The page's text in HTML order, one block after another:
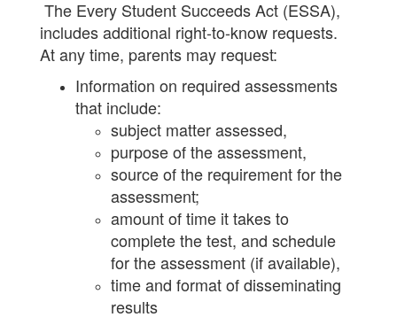
The Every Student Succeeds Act (ESSA),
includes additional right-to-know requests.
At any time, parents may request:
Information on required assessments
that include:
subject matter assessed,
purpose of the assessment,
source of the requirement for the
assessment;
amount of time it takes to
complete the test, and schedule
for the assessment (if available),
time and format of disseminating
results